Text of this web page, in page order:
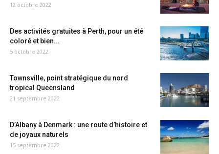
12 octobre 2022
Des activités gratuites à Perth, pour un été
coloré et bien...
5 octobre 2022
Townsville, point stratégique du nord
tropical Queensland
21 septembre 2022
D’Albany à Denmark : une route d’histoire et
de joyaux naturels
15 septembre 2022